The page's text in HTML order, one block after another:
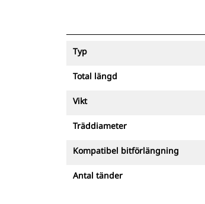
Typ
Total längd
Vikt
Träddiameter
Kompatibel bitförlängning
Antal tänder